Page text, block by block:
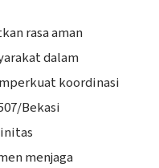
rasa aman
dalam
koordinasi
Bekasi
menjaga